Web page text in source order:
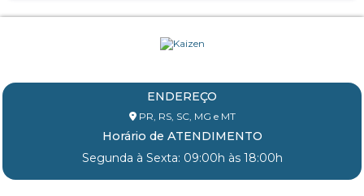
ENDEREÇO
PR, RS, SC, MG e MT
Horário de ATENDIMENTO
Segunda à Sexta: 09:00h às 18:00h